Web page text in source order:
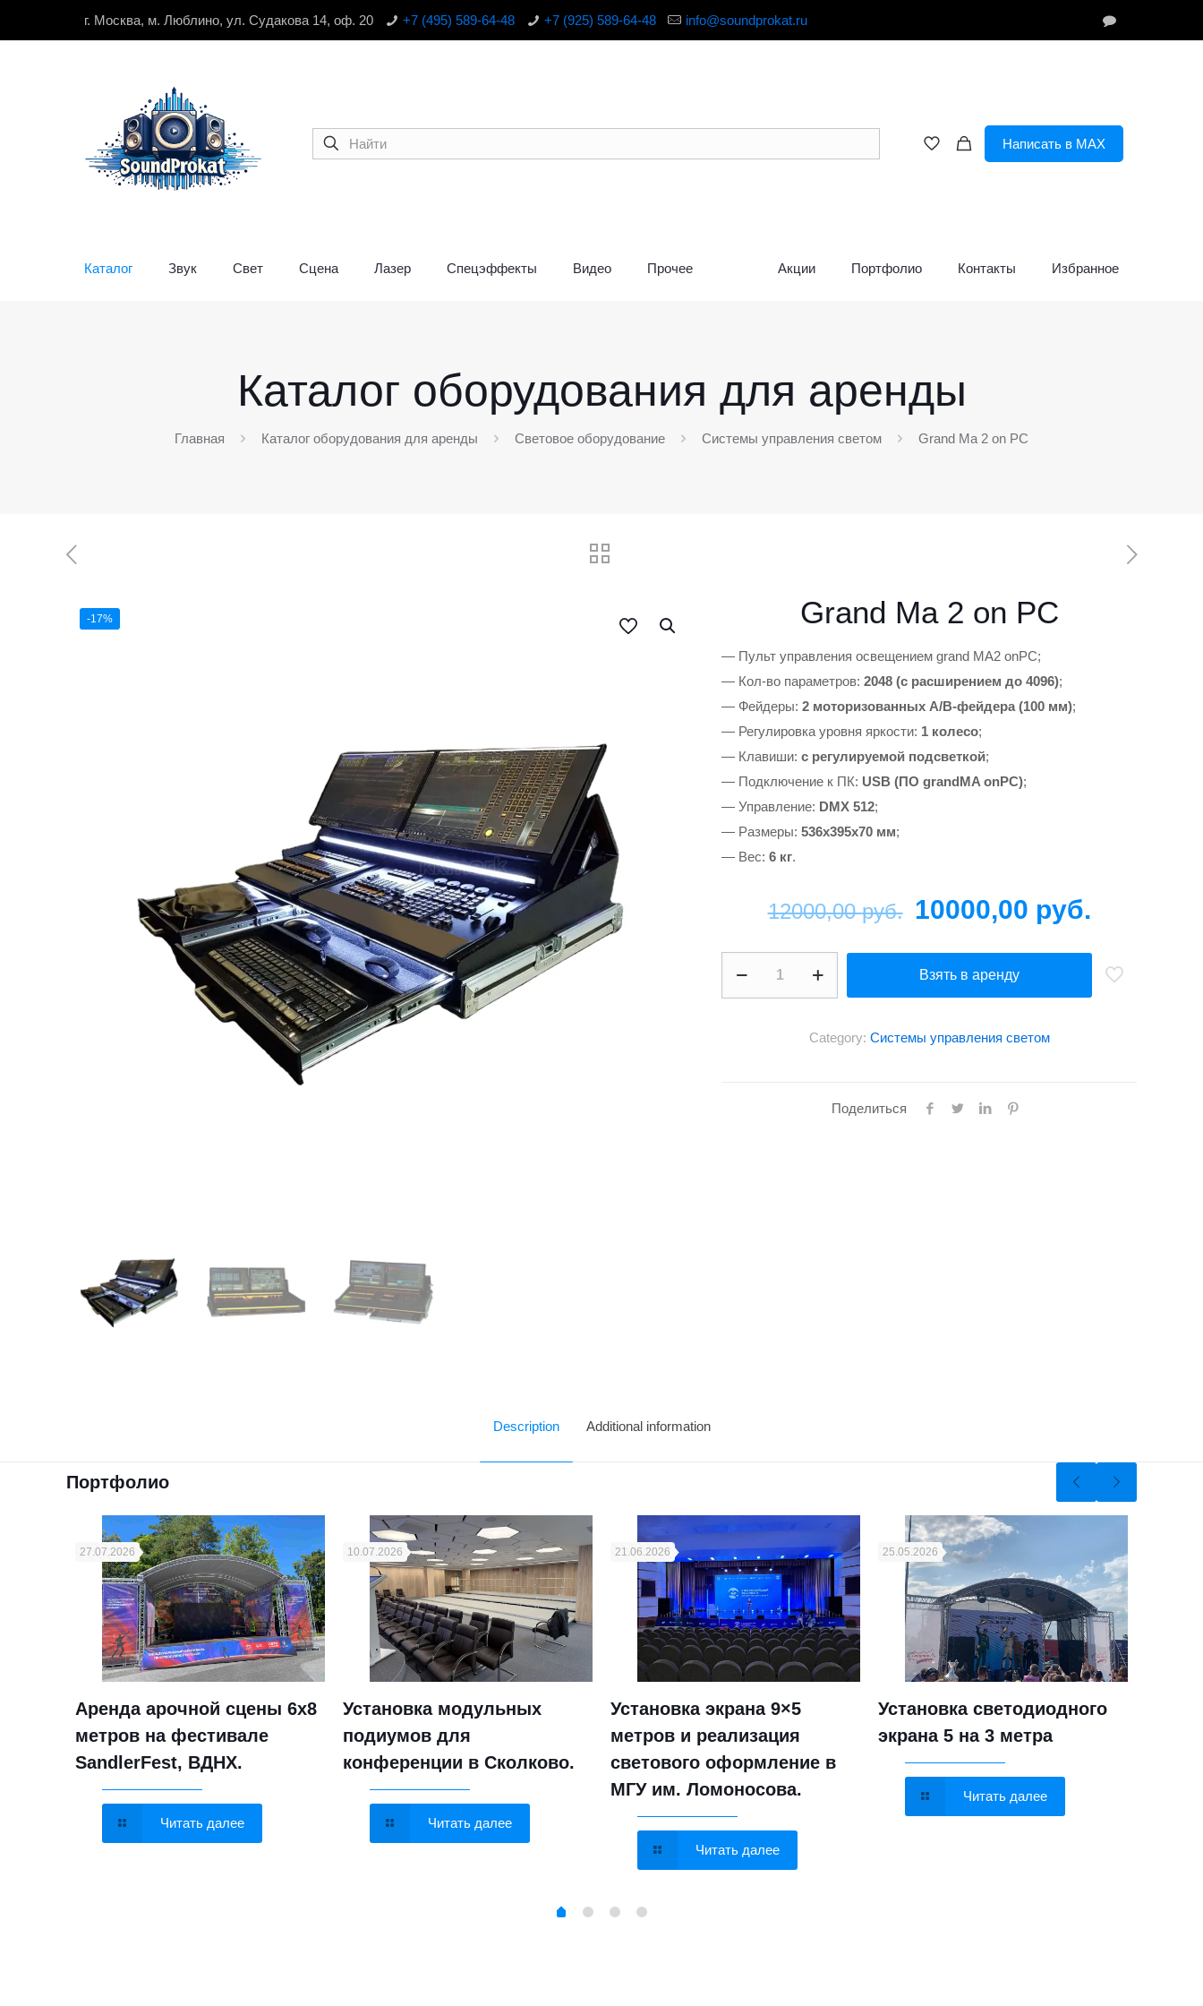
г. Москва, м. Люблино, ул. Судакова 14, оф. 20 +7 (495) 589-64-48 +7 (925) 589-64-48 info@soundprokat.ru
Написать в MAX
Каталог Звук Свет Сцена Лазер Спецэффекты Видео Прочее Акции Портфолио Контакты Избранное
Каталог оборудования для аренды
Главная Каталог оборудования для аренды Световое оборудование Системы управления светом Grand Ma 2 on PC
-17% Grand Ma 2 on PC
— Пульт управления освещением grand MA2 onPC;
— Кол-во параметров: 2048 (с расширением до 4096);
— Фейдеры: 2 моторизованных A/B-фейдера (100 мм);
— Регулировка уровня яркости: 1 колесо;
— Клавиши: с регулируемой подсветкой;
— Подключение к ПК: USB (ПО grandMA onPC);
— Управление: DMX 512;
— Размеры: 536x395x70 мм;
— Вес: 6 кг.
12000,00руб. 10000,00 руб.
Взять в аренду
Category: Системы управления светом
Поделиться
Description Additional information
Портфолио
27.07.2026
Аренда арочной сцены 6х8
метров на фестивале
SandlerFest, ВДНХ.
Читать далее
10.07.2026
Установка модульных
подиумов для
конференции в Сколково.
Читать далее
21.06.2026
Установка экрана 9×5
метров и реализация
светового оформление в
МГУ им. Ломоносова.
Читать далее
25.05.2026
Установка светодиодного
экрана 5 на 3 метра
Читать далее